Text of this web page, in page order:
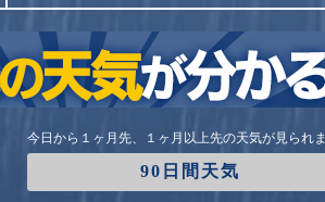
今日から１ヶ月先、１ヶ月以上先の天気が見られま
90日間天気